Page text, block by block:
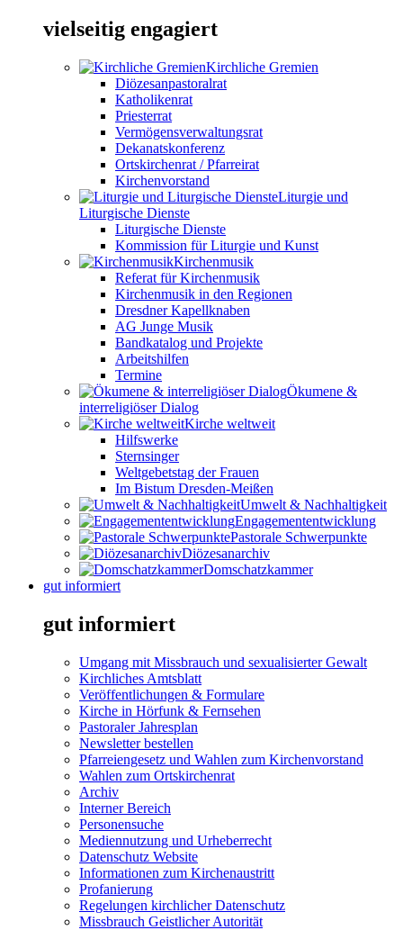
vielseitig engagiert
Kirchliche Gremien
Diözesanpastoralrat
Katholikenrat
Priesterrat
Vermögensverwaltungsrat
Dekanatskonferenz
Ortskirchenrat / Pfarreirat
Kirchenvorstand
Liturgie und
Liturgische Dienste
Liturgische Dienste
Kommission für Liturgie und Kunst
Kirchenmusik
Referat für Kirchenmusik
Kirchenmusik in den Regionen
Dresdner Kapellknaben
AG Junge Musik
Bandkatalog und Projekte
Arbeitshilfen
Termine
Ökumene &
interreligiöser Dialog
Kirche weltweit
Hilfswerke
Sternsinger
Weltgebetstag der Frauen
Im Bistum Dresden-Meißen
Umwelt & Nachhaltigkeit
Engagemententwicklung
Pastorale Schwerpunkte
Diözesanarchiv
Domschatzkammer
gut informiert
gut informiert
Umgang mit Missbrauch und sexualisierter Gewalt
Kirchliches Amtsblatt
Veröffentlichungen & Formulare
Kirche in Hörfunk & Fernsehen
Pastoraler Jahresplan
Newsletter bestellen
Pfarreiengesetz und Wahlen zum Kirchenvorstand
Wahlen zum Ortskirchenrat
Archiv
Interner Bereich
Personensuche
Mediennutzung und Urheberrecht
Datenschutz Website
Informationen zum Kirchenaustritt
Profanierung
Regelungen kirchlicher Datenschutz
Missbrauch Geistlicher Autorität